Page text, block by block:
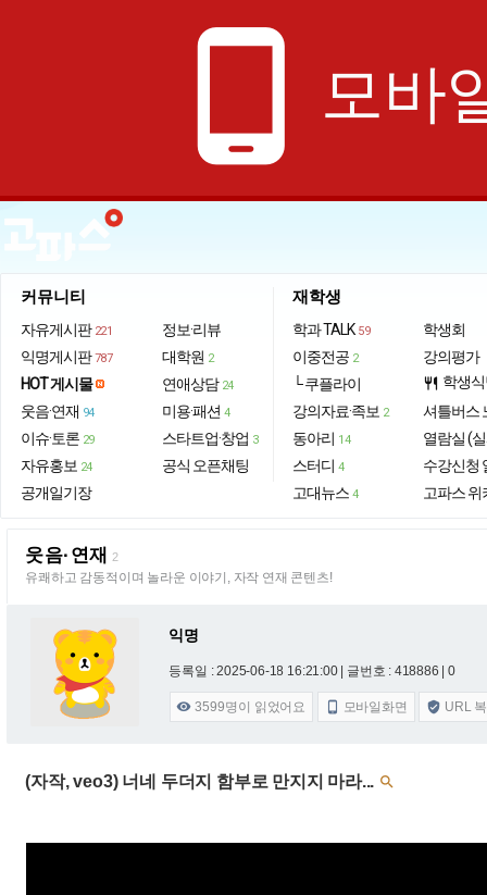
phone_android 모바
커뮤니티
자유게시판 221
익명게시판 787
HOT 게시물
웃음·연재 94
이슈·토론 29
자유홍보 24
공개일기장
정보·리뷰
대학원 2
연애상담 24
미용·패션 4
스타트업·창업 3
공식 오픈채팅
재학생
학과 TALK 59
이중전공 2
└ 쿠플라이
강의자료·족보 2
동아리 14
스터디 4
고대뉴스 4
학생회
강의평가
restaurant 학생
셔틀버스
열람실 (
수강신청
고파스 위
웃음·연재 2
유쾌하고 감동적이며 놀라운 이야기, 자작 연재 콘텐츠!
익명
등록일 : 2025-06-18 16:21:00 | 글번호 : 418886 | 0
 3599명이 읽었어요  모바일화면  URL
(자작, veo3) 너네 두더지 함부로 만지지 마라... 